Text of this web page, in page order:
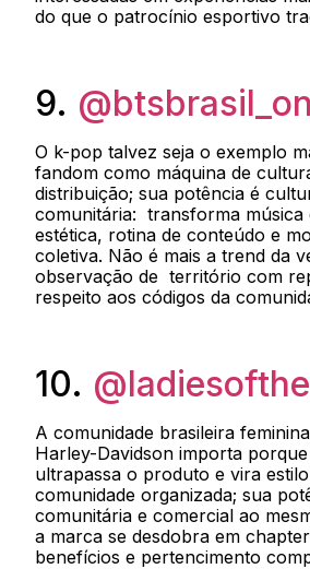
do que o patrocínio esportivo
9. @btsbrasil_on
O k-pop talvez seja o exemplo
fandom como máquina de
distribuição; sua potência é
comunitária: transforma música
estética, rotina de conteúdo e
coletiva. Não é mais a trend da
observação de território com
respeito aos códigos da
10.
A comunidade brasileira
Harley-Davidson importa
ultrapassa o produto e vira
comunidade organizada; sua
comunitária e comercial ao
a marca se desdobra em
benefícios e pertencimento